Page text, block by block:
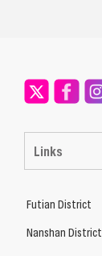
Links
Futian District
Nanshan District